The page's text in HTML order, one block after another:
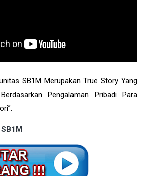
SB1M Merupakan True Story Yang
Pengalaman Pribadi Para